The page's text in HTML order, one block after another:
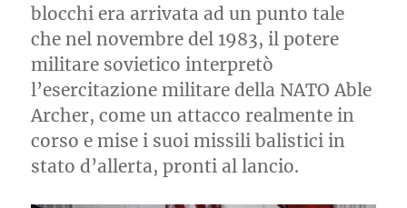
blocchi era arrivata ad un punto tale
che nel novembre del 1983, il potere
militare sovietico interpretò
l’esercitazione militare della NATO Able
Archer, come un attacco realmente in
corso e mise i suoi missili balistici in
stato d’allerta, pronti al lancio.